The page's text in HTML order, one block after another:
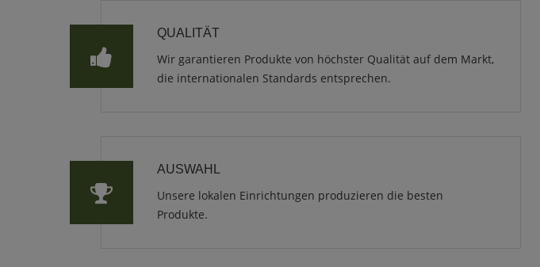
QUALITÄT
Wir garantieren Produkte von höchster Qualität auf dem Markt,
die internationalen Standards entsprechen.
AUSWAHL
Unsere lokalen Einrichtungen produzieren die besten
Produkte.